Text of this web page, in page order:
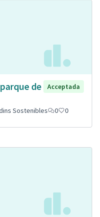
de
Acceptada
Sostenibles 0 0